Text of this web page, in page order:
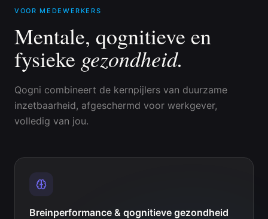
VOOR MEDEWERKERS
Mentale, qognitieve en
fysieke gezondheid.
Qogni combineert de kernpijlers van duurzame
inzetbaarheid, afgeschermd voor werkgever,
volledig van jou.
Breinperformance & qognitieve gezondheid